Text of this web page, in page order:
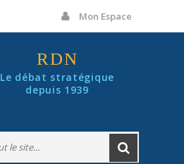
Mon Espace
RDN
Le débat stratégique
depuis 1939